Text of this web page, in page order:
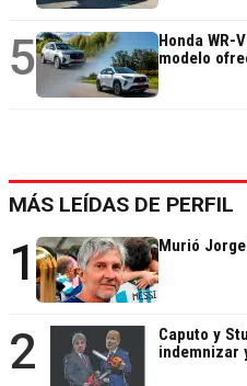
5
Honda WR-
modelo
MÁS LEÍDAS DE PERFIL
1 Murió
2
Caputo y
indemnizar